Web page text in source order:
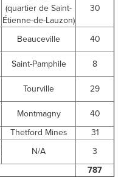
(quartier de Saint-
Étienne-de-Lauzon)
30
Beauceville
40
Saint-Pamphile
8
Tourville
29
Montmagny
40
Thetford Mines
31
N/A
3
787